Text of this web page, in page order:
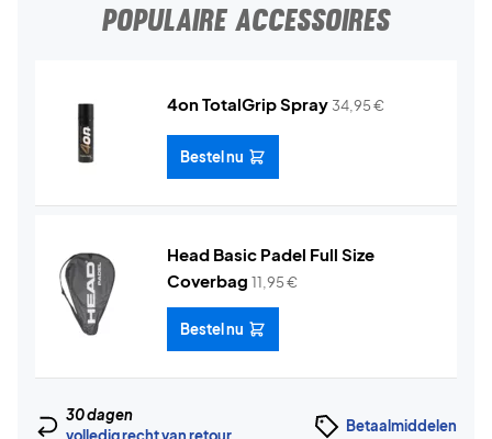
POPULAIRE ACCESSOIRES
4on TotalGrip Spray 34,95€
Bestel nu
Head Basic Padel Full Size
Coverbag 11,95€
Bestel nu
30 dagen
Betaalmiddelen